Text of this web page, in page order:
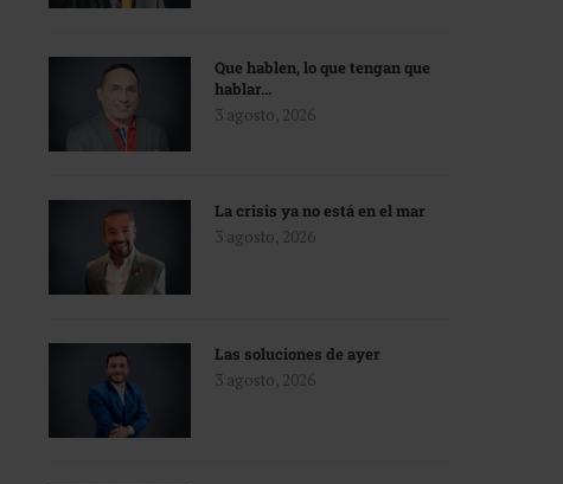
Que hablen, lo que tengan que
hablar…
3 agosto, 2026
La crisis ya no está en el mar
3 agosto, 2026
Las soluciones de ayer
3 agosto, 2026